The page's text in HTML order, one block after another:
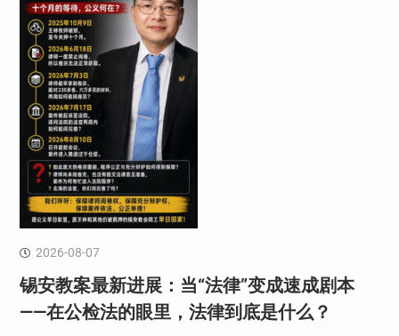
2026-08-07
锡安教案最新进展：当“法律”变成速成剧本
——在公检法的眼里，法律到底是什么？